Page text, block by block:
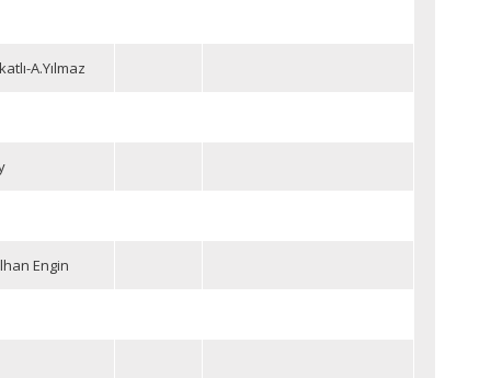
A.Yılmaz
Engin